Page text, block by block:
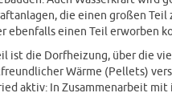
die einen großen Teil
ebenfalls einen Teil erworben
ist die Dorfheizung, über die
Wärme (Pellets)
aktiv: In Zusammenarbeit